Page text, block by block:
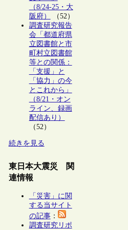
（8/24-25・大
阪府）
（52）
調査研究報告
会「都道府県
立図書館と市
町村立図書館
等との関係：
「支援」と
「協力」の今
とこれから」
（8/21・オン
ライン、録画
配信あり）
（52）
続きを見る
東日本大震災 関
連情報
「災害」に関
する当サイト
の記事：
調査研究リポ